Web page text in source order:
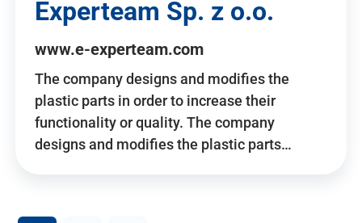
Experteam Sp. z o.o.
www.e-experteam.com
The company designs and modifies the
plastic parts in order to increase their
functionality or quality. The company
designs and modifies the plastic parts…